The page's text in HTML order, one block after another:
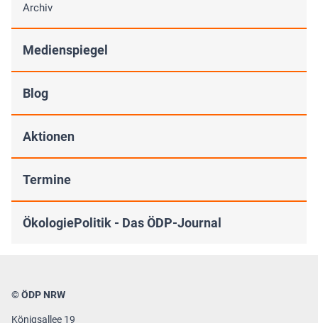
Archiv
Medienspiegel
Blog
Aktionen
Termine
ÖkologiePolitik - Das ÖDP-Journal
© ÖDP NRW
Königsallee 19